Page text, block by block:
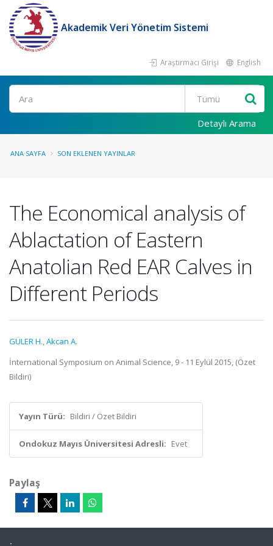
Akademik Veri Yönetim Sistemi
Araştırmacı Girişi English
Ara
Detaylı Arama
ANA SAYFA SON EKLENEN YAYINLAR
The Economical analysis of
Ablactation of Eastern
Anatolian Red EAR Calves in
Different Periods
GÜLER H.,Akcan A.
İnternational Symposium on Animal Science, 9 - 11 Eylül 2015, (Özet
Bildiri)
Yayın Türü: Bildiri / Özet Bildiri
Ondokuz Mayıs Üniversitesi Adresli: Evet
Paylaş